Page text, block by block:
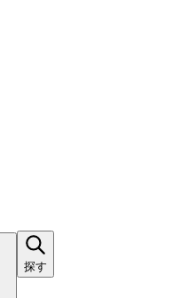
探す